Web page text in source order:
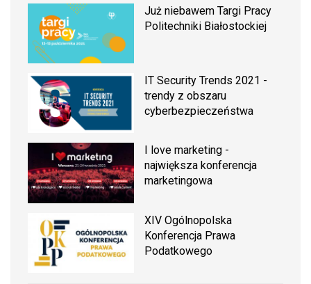
Już niebawem Targi Pracy
Politechniki Białostockiej
IT Security Trends 2021 -
trendy z obszaru
cyberbezpieczeństwa
I love marketing -
największa konferencja
marketingowa
XIV Ogólnopolska
Konferencja Prawa
Podatkowego